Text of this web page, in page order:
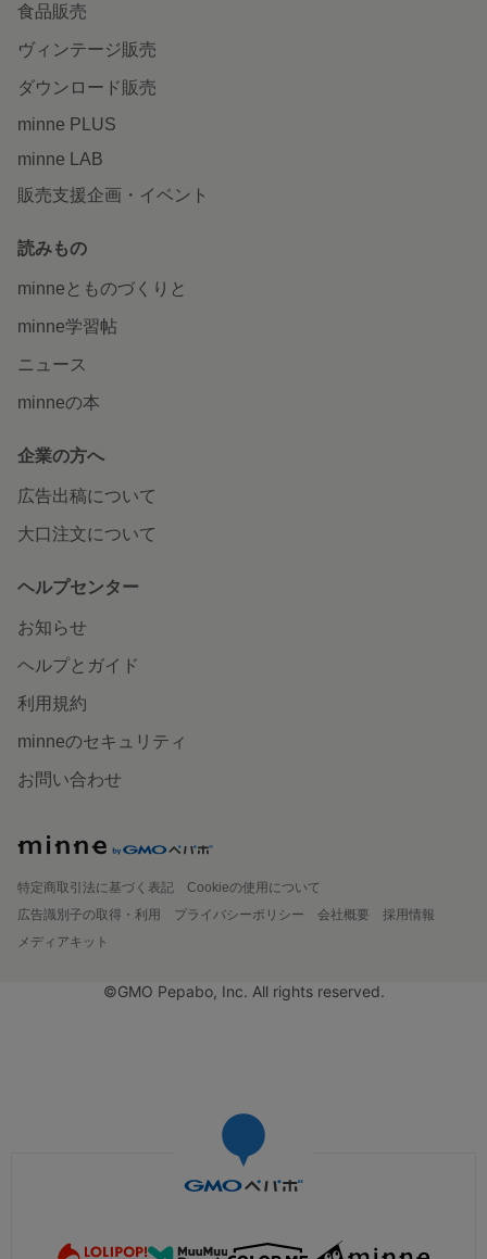
食品販売
ヴィンテージ販売
ダウンロード販売
minne PLUS
minne LAB
販売支援企画・イベント
読みもの
minneとものづくりと
minne学習帖
ニュース
minneの本
企業の方へ
広告出稿について
大口注文について
ヘルプセンター
お知らせ
ヘルプとガイド
利用規約
minneのセキュリティ
お問い合わせ
特定商取引法に基づく表記
Cookieの使用について
広告識別子の取得・利用
プライバシーポリシー 会社概要
採用情報
メディアキット
©GMO Pepabo, Inc. All rights reserved.